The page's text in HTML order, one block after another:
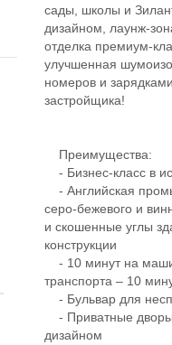
сады, школы и
дизайном, лаунж-
отделка премиум-
улучшенная
номеров и
застройщика!
Преимущества:
- Бизнес-класс в
- Английская
серо-бежевого и
и скошенные углы
конструкции
- 10 минут на
транспорта – 10
- Бульвар для
- Приватные
дизайном